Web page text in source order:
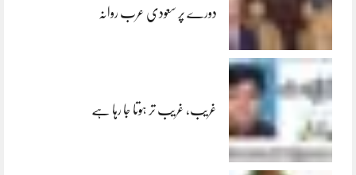
دورے پر سعودی عرب روانہ
غریب، غریب تر ہوتا جا رہا ہے